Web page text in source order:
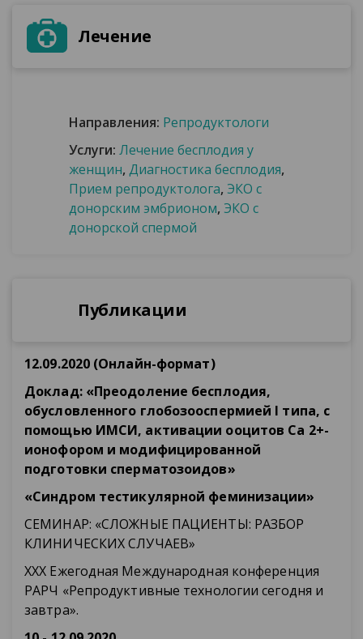
Лечение
Направления: Репродуктологи
Услуги: Лечение бесплодия у
женщин, Диагностика бесплодия,
Прием репродуктолога, ЭКО с
донорским эмбрионом, ЭКО с
донорской спермой
Публикации
12.09.2020 (Онлайн-формат)
Доклад: «Преодоление бесплодия,
обусловленного глобозооспермией I типа, с
помощью ИМСИ, активации ооцитов Ca 2+-
ионофором и модифицированной
подготовки сперматозоидов»
«Синдром тестикулярной феминизации»
СЕМИНАР: «СЛОЖНЫЕ ПАЦИЕНТЫ: РАЗБОР
КЛИНИЧЕСКИХ СЛУЧАЕВ»
XXX Ежегодная Международная конференция
РАРЧ «Репродуктивные технологии сегодня и
завтра».